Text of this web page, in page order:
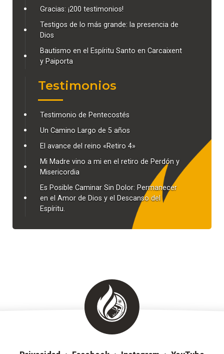
Gracias: ¡200 testimonios!
Testigos de lo más grande: la presencia de
Dios
Bautismo en el Espíritu Santo en Carcaixent
y Paiporta
Testimonios
Testimonio de Pentecostés
Un Camino Largo de 5 años
El avance del reino «Retiro 4»
Mi Madre vino a mi en el retiro de Perdón y
Misericordia
Es Posible Caminar Sin Dolor: Permanecer
en el Amor de Dios y el Descanso del
Espíritu.